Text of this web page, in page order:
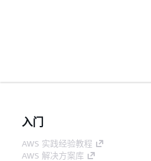
入门
AWS 实践经验教程
AWS 解决方案库